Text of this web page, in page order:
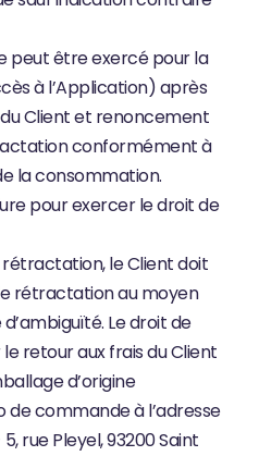
peut être exercé pour la
à l’Application) après
Client et renoncement
conformément à
la consommation.
pour exercer le droit de
le Client doit
rétractation au moyen
Le droit de
retour aux frais du Client
d’origine
commande à l’adresse
rue Pleyel, 93200 Saint